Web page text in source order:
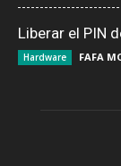
Liberar el PIN
Hardware FAFA